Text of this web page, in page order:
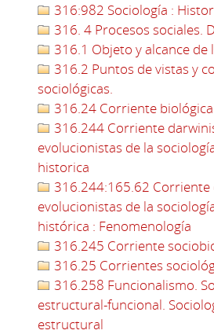
316:982 Sociología :
316. 4 Procesos sociales.
316.1 Objeto y alcance de
316.2 Puntos de vistas y
sociológicas.
316.24 Corriente biológica
316.244 Corriente
evolucionistas de la
historica
316.244:165.62 Corriente
evolucionistas de la
histórica : Fenomenología
316.245 Corriente
316.25 Corrientes
316.258 Funcionalismo.
estructural-funcional.
estructural